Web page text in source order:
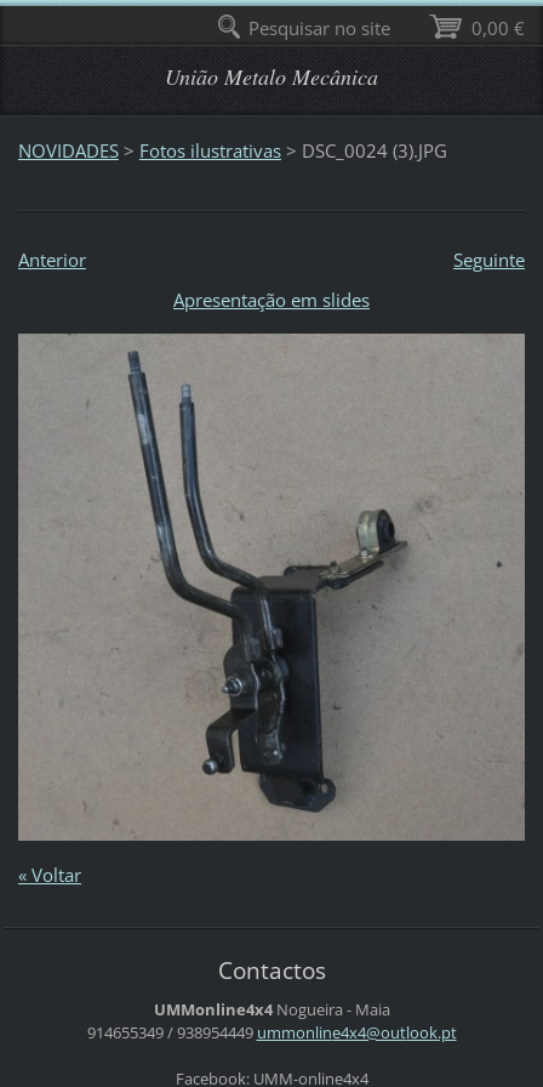
União Metalo Mecânica
NOVIDADES > Fotos ilustrativas > DSC_0024 (3).JPG
Anterior
Seguinte
Apresentação em slides
« Voltar
Contactos
UMMonline4x4 Nogueira - Maia
914655349 / 938954449 ummonline4x4@outlook.pt
Facebook: UMM-online4x4
0,00 €
Pesquisar no site